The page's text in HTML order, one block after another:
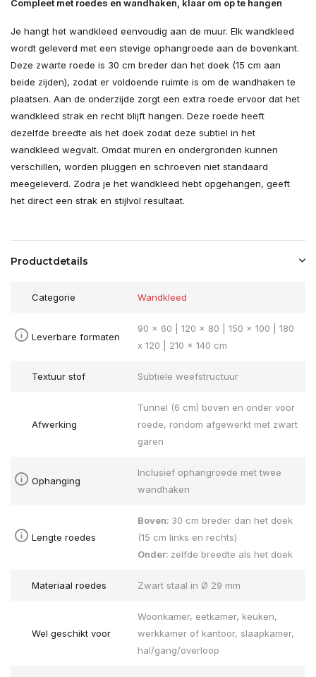
Compleet met roedes en wandhaken, klaar om op te hangen
Je hangt het wandkleed eenvoudig aan de muur. Elk wandkleed
wordt geleverd met een stevige ophangroede aan de bovenkant.
Deze zwarte roede is 30 cm breder dan het doek (15 cm aan
beide zijden), zodat er voldoende ruimte is om de wandhaken te
plaatsen. Aan de onderzijde zorgt een extra roede ervoor dat het
wandkleed strak en recht blijft hangen. Deze roede heeft
dezelfde breedte als het doek zodat deze subtiel in het
wandkleed wegvalt. Omdat muren en ondergronden kunnen
verschillen, worden pluggen en schroeven niet standaard
meegeleverd. Zodra je het wandkleed hebt opgehangen, geeft
het direct een strak en stijlvol resultaat.
Productdetails
Categorie Wandkleed
Leverbare formaten
90 x 60 | 120 x 80 | 150 x 100 | 180
x 120 | 210 x 140 cm
Textuur stof Subtiele weefstructuur
Afwerking
Tunnel (6 cm) boven en onder voor
roede, rondom afgewerkt met zwart
garen
Ophanging
Inclusief ophangroede met twee
wandhaken
Lengte roedes
Boven: 30 cm breder dan het doek
(15 cm links en rechts)
Onder: zelfde breedte als het doek
Materiaal roedes Zwart staal in Ø 29 mm
Wel geschikt voor
Woonkamer, eetkamer, keuken,
werkkamer of kantoor, slaapkamer,
hal/gang/overloop